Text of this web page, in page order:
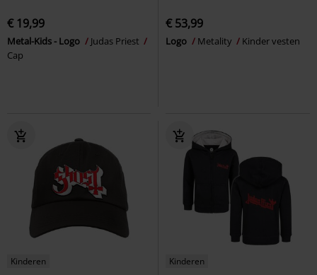
€ 19,99
Metal-Kids - Logo
Judas Priest
Cap
€ 53,99
Logo Metality Kinder vesten
Kinderen Kinderen